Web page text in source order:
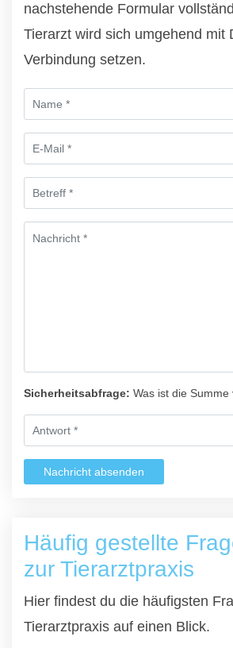
nachstehende Formular
Tierarzt wird sich umgehend mit
Verbindung setzen.
Sicherheitsabfrage: Was ist die
Nachricht absenden
Häufig gestellte
zur Tierarztpraxis
Hier findest du die häufigsten
Tierarztpraxis auf einen Blick.